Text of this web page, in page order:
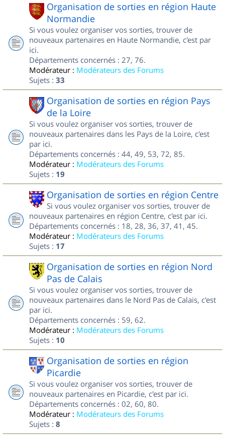
Organisation de sorties en région Haute
Normandie
Si vous voulez organiser vos sorties, trouver de
nouveaux partenaires en Haute Normandie, c'est par
ici.
Départements concernés : 27, 76.
Modérateur : Modérateurs des Forums
Sujets : 33
Organisation de sorties en région Pays
de la Loire
Si vous voulez organiser vos sorties, trouver de
nouveaux partenaires dans les Pays de la Loire, c'est
par ici.
Départements concernés : 44, 49, 53, 72, 85.
Modérateur : Modérateurs des Forums
Sujets : 19
Organisation de sorties en région Centre
Si vous voulez organiser vos sorties, trouver de
nouveaux partenaires en région Centre, c'est par ici.
Départements concernés : 18, 28, 36, 37, 41, 45.
Modérateur : Modérateurs des Forums
Sujets : 17
Organisation de sorties en région Nord
Pas de Calais
Si vous voulez organiser vos sorties, trouver de
nouveaux partenaires dans le Nord Pas de Calais, c'est
par ici.
Départements concernés : 59, 62.
Modérateur : Modérateurs des Forums
Sujets : 10
Organisation de sorties en région
Picardie
Si vous voulez organiser vos sorties, trouver de
nouveaux partenaires en Picardie, c'est par ici.
Départements concernés : 02, 60, 80.
Modérateur : Modérateurs des Forums
Sujets : 8